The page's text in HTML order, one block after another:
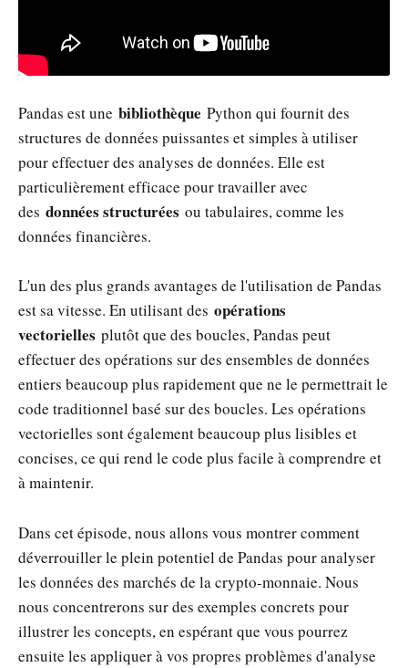
Pandas est une bibliothèque Python qui fournit des
structures de données puissantes et simples à utiliser
pour effectuer des analyses de données. Elle est
particulièrement efficace pour travailler avec
des données structurées ou tabulaires, comme les
données financières.
L'un des plus grands avantages de l'utilisation de Pandas
est sa vitesse. En utilisant des opérations
vectorielles plutôt que des boucles, Pandas peut
effectuer des opérations sur des ensembles de données
entiers beaucoup plus rapidement que ne le permettrait le
code traditionnel basé sur des boucles. Les opérations
vectorielles sont également beaucoup plus lisibles et
concises, ce qui rend le code plus facile à comprendre et
à maintenir.
Dans cet épisode, nous allons vous montrer comment
déverrouiller le plein potentiel de Pandas pour analyser
les données des marchés de la crypto-monnaie. Nous
nous concentrerons sur des exemples concrets pour
illustrer les concepts, en espérant que vous pourrez
ensuite les appliquer à vos propres problèmes d'analyse